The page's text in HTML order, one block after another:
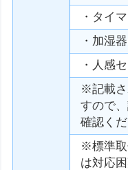
・タイ
・加湿
・人感
※記載さ
すので
確認くだ
※標準取
は対応